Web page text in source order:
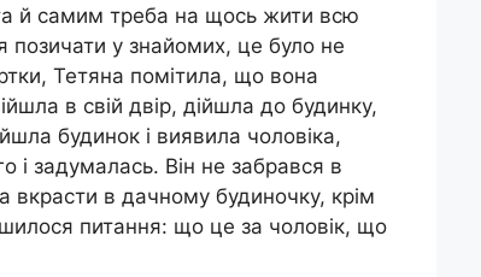
й самим треба на щось жити всю
у знайомих, це було не
Тетяна помітила, що вона
в свій двір, дійшла до будинку,
будинок і виявила чоловіка,
і задумалась. Він не забрався в
в дачному будиночку, крім
питання: що це за чоловік, що